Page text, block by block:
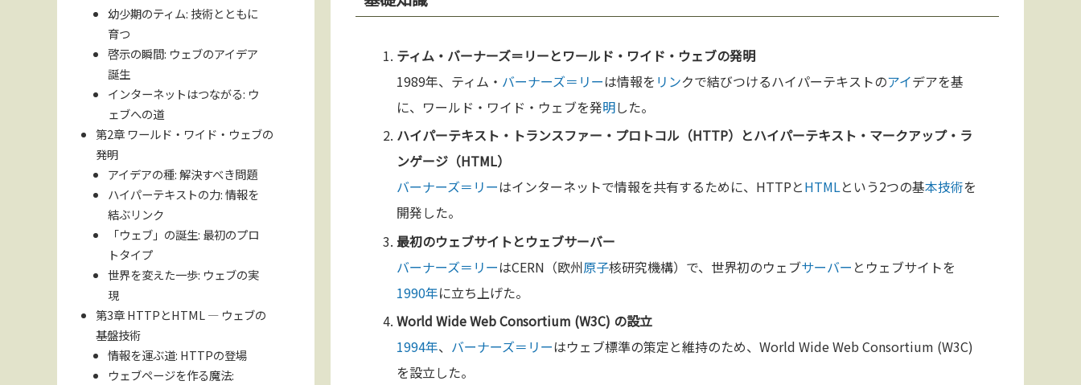
ティム・ バーナーズ＝リーとワールド・ワイド・ウェブの発明
1989年、ティム・ バーナーズ＝リーは情報を リンクで結びつけるハイパーテキストのアイデアを基
に、ワールド・ワイド・ウェブを発明した。
ハイパーテキスト・トランスファー・プロトコル（HTTP）とハイパーテキスト・マークアップ・ラ
ンゲージ（HTML）
バーナーズ＝リーはインターネットで情報を共有するために、HTTPとHTMLという2つの基本技術を
開発した。
最初のウェブサイトとウェブサーバー
バーナーズ＝リーはCERN（欧州原子核研究機構）で、世界初のウェブサーバー とウェブサイトを
1990年に立ち上げた。
World Wide Web Consortium (W3C) の設立
1994年、 バーナーズ＝リーはウェブ標準の策定と維持のため、World Wide Web Consortium (W3C)
を設立した。
幼少期のティム: 技術とともに
育つ
啓示の瞬間: ウェブのアイデア
誕生
インターネットはつながる: ウ
ェブへの道
第2章 ワールド・ワイド・ウェブの
発明
アイデアの種: 解決すべき問題
ハイパーテキストの力: 情報を
結ぶリンク
「ウェブ」の誕生: 最初のプロ
トタイプ
世界を変えた一歩: ウェブの実
現
第3章 HTTPとHTML — ウェブの
基盤技術
情報を運ぶ道: HTTPの登場
ウェブページを作る魔法: